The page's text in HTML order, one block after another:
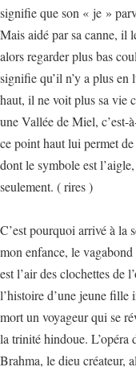
signifie que son « je »
Mais aidé par sa canne, il
alors regarder plus bas
signifie qu’il n’y a plus
haut, il ne voit plus sa vie
une Vallée de Miel,
ce point haut lui permet
dont le symbole est
seulement. ( rires )
C’est pourquoi arrivé à la
mon enfance, le
est l’air des clochettes de
l’histoire d’une jeune fille
mort un voyageur qui se
la trinité hindoue. L’opéra
Brahma, le dieu créateur,